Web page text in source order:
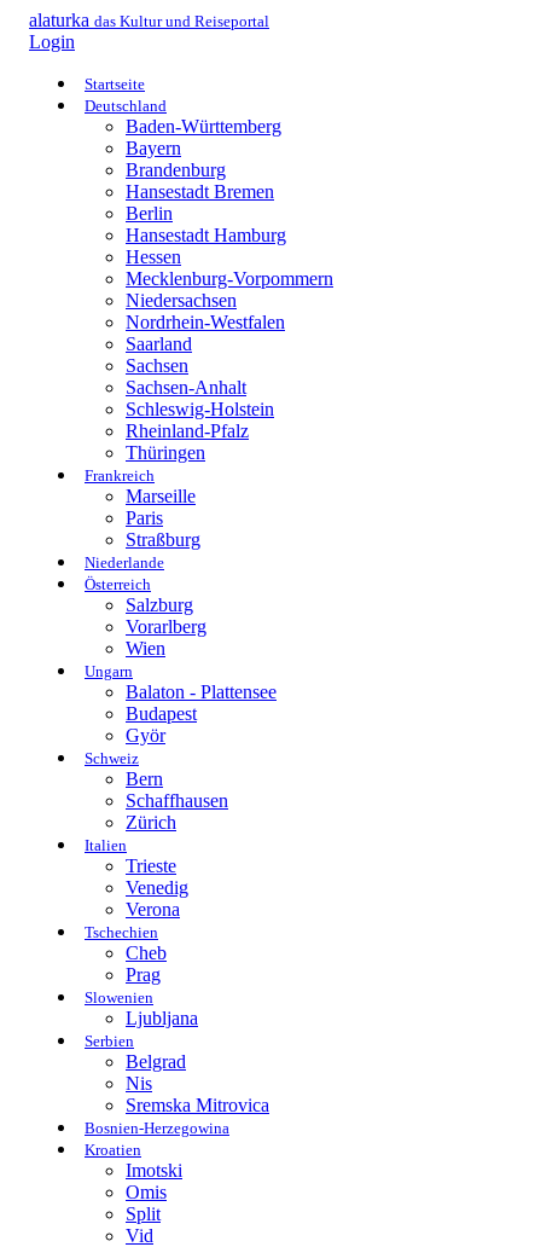
alaturka das Kultur und Reiseportal
Login
Startseite
Deutschland
Baden-Württemberg
Bayern
Brandenburg
Hansestadt Bremen
Berlin
Hansestadt Hamburg
Hessen
Mecklenburg-Vorpommern
Niedersachsen
Nordrhein-Westfalen
Saarland
Sachsen
Sachsen-Anhalt
Schleswig-Holstein
Rheinland-Pfalz
Thüringen
Frankreich
Marseille
Paris
Straßburg
Niederlande
Österreich
Salzburg
Vorarlberg
Wien
Ungarn
Balaton - Plattensee
Budapest
Györ
Schweiz
Bern
Schaffhausen
Zürich
Italien
Trieste
Venedig
Verona
Tschechien
Cheb
Prag
Slowenien
Ljubljana
Serbien
Belgrad
Nis
Sremska Mitrovica
Bosnien-Herzegowina
Kroatien
Imotski
Omis
Split
Vid